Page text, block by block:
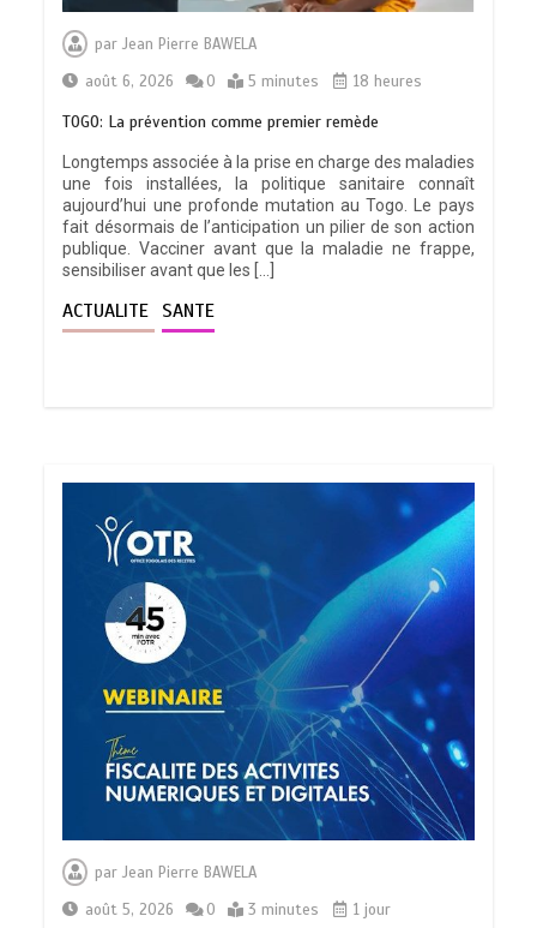
parJean Pierre BAWELA
août 6, 2026
0 5 minutes 18 heures
TOGO: La prévention comme premier remède
Longtemps associée à la prise en charge des maladies
une fois installées, la politique sanitaire connaît
aujourd’hui une profonde mutation au Togo. Le pays
fait désormais de l’anticipation un pilier de son action
publique. Vacciner avant que la maladie ne frappe,
sensibiliser avant que les […]
ACTUALITE SANTE
parJean Pierre BAWELA
août 5, 2026
0 3 minutes 1 jour